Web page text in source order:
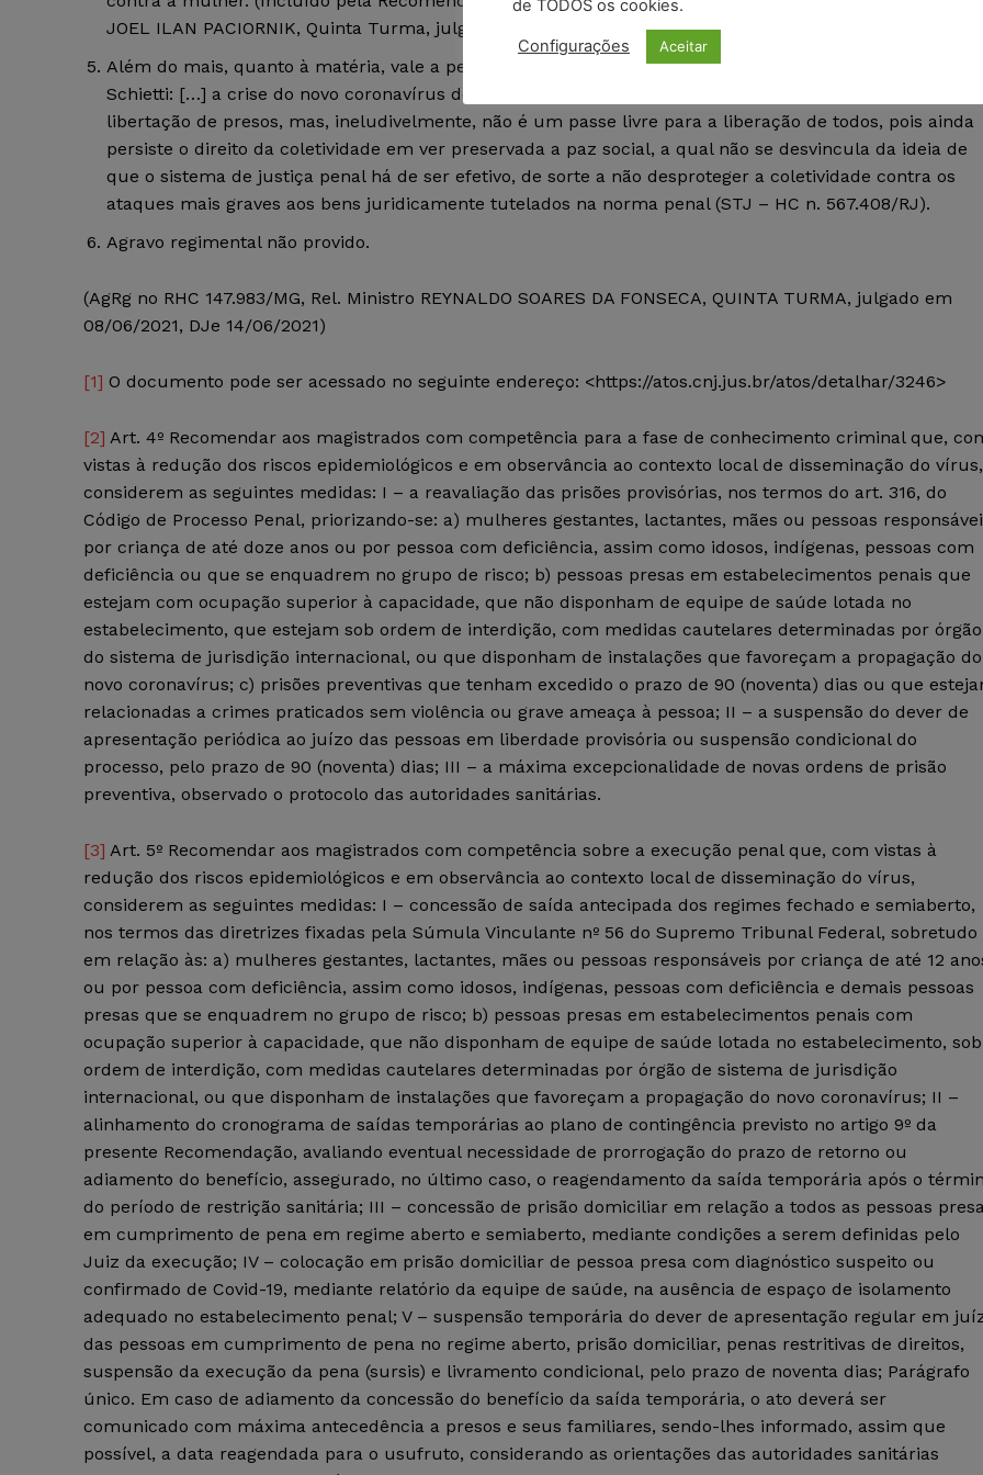
JOEL ILAN PACIORNIK, Quinta Turma, julgado em 09/12/2020, DJe 11/12/2020).
Além do mais, quanto à matéria, vale a pena recordar as ponderações do eminente Ministro Rogério
Schietti: […] a crise do novo coronavírus deve ser sempre levada em conta na análise de pleitos de
libertação de presos, mas, ineludivelmente, não é um passe livre para a liberação de todos, pois ainda
persiste o direito da coletividade em ver preservada a paz social, a qual não se desvincula da ideia de
que o sistema de justiça penal há de ser efetivo, de sorte a não desproteger a coletividade contra os
ataques mais graves aos bens juridicamente tutelados na norma penal (STJ – HC n. 567.408/RJ).
Agravo regimental não provido.
(AgRg no RHC 147.983/MG, Rel. Ministro REYNALDO SOARES DA FONSECA, QUINTA TURMA, julgado em
08/06/2021, DJe 14/06/2021)
[1] O documento pode ser acessado no seguinte endereço: <https://atos.cnj.jus.br/atos/detalhar/3246>
[2] Art. 4º Recomendar aos magistrados com competência para a fase de conhecimento criminal que,
vistas à redução dos riscos epidemiológicos e em observância ao contexto local de disseminação do vírus,
considerem as seguintes medidas: I – a reavaliação das prisões provisórias, nos termos do art. 316, do
Código de Processo Penal, priorizando-se: a) mulheres gestantes, lactantes, mães ou pessoas
por criança de até doze anos ou por pessoa com deficiência, assim como idosos, indígenas, pessoas com
deficiência ou que se enquadrem no grupo de risco; b) pessoas presas em estabelecimentos penais que
estejam com ocupação superior à capacidade, que não disponham de equipe de saúde lotada no
estabelecimento, que estejam sob ordem de interdição, com medidas cautelares determinadas por órgão
do sistema de jurisdição internacional, ou que disponham de instalações que favoreçam a propagação do
novo coronavírus; c) prisões preventivas que tenham excedido o prazo de 90 (noventa) dias ou que
relacionadas a crimes praticados sem violência ou grave ameaça à pessoa; II – a suspensão do dever de
apresentação periódica ao juízo das pessoas em liberdade provisória ou suspensão condicional do
processo, pelo prazo de 90 (noventa) dias; III – a máxima excepcionalidade de novas ordens de prisão
preventiva, observado o protocolo das autoridades sanitárias.
[3] Art. 5º Recomendar aos magistrados com competência sobre a execução penal que, com vistas à
redução dos riscos epidemiológicos e em observância ao contexto local de disseminação do vírus,
considerem as seguintes medidas: I – concessão de saída antecipada dos regimes fechado e semiaberto,
nos termos das diretrizes fixadas pela Súmula Vinculante nº 56 do Supremo Tribunal Federal, sobretudo
em relação às: a) mulheres gestantes, lactantes, mães ou pessoas responsáveis por criança de até 12
ou por pessoa com deficiência, assim como idosos, indígenas, pessoas com deficiência e demais pessoas
presas que se enquadrem no grupo de risco; b) pessoas presas em estabelecimentos penais com
ocupação superior à capacidade, que não disponham de equipe de saúde lotada no estabelecimento, sob
ordem de interdição, com medidas cautelares determinadas por órgão de sistema de jurisdição
internacional, ou que disponham de instalações que favoreçam a propagação do novo coronavírus; II –
alinhamento do cronograma de saídas temporárias ao plano de contingência previsto no artigo 9º da
presente Recomendação, avaliando eventual necessidade de prorrogação do prazo de retorno ou
adiamento do benefício, assegurado, no último caso, o reagendamento da saída temporária após o
do período de restrição sanitária; III – concessão de prisão domiciliar em relação a todos as pessoas
em cumprimento de pena em regime aberto e semiaberto, mediante condições a serem definidas pelo
Juiz da execução; IV – colocação em prisão domiciliar de pessoa presa com diagnóstico suspeito ou
confirmado de Covid-19, mediante relatório da equipe de saúde, na ausência de espaço de isolamento
adequado no estabelecimento penal; V – suspensão temporária do dever de apresentação regular em
das pessoas em cumprimento de pena no regime aberto, prisão domiciliar, penas restritivas de direitos,
suspensão da execução da pena (sursis) e livramento condicional, pelo prazo de noventa dias; Parágrafo
único. Em caso de adiamento da concessão do benefício da saída temporária, o ato deverá ser
comunicado com máxima antecedência a presos e seus familiares, sendo-lhes informado, assim que
possível, a data reagendada para o usufruto, considerando as orientações das autoridades sanitárias
de TODOS os cookies.
Configurações Aceitar